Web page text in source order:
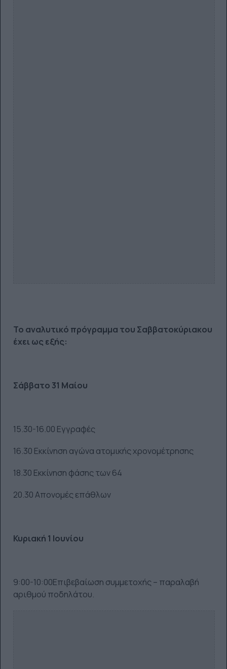
Το αναλυτικό πρόγραμμα του Σαββατοκύριακου
έχει ως εξής:
Σάββατο 31 Μαίου
15.30-16.00 Εγγραφές
16.30 Εκκίνηση αγώνα ατομικής χρονομέτρησης
18.30 Εκκίνηση φάσης των 64
20.30 Απονομές επάθλων
Κυριακή 1 Ιουνίου
9:00-10:00Επιβεβαίωση συμμετοχής – παραλαβή
αριθμού ποδηλάτου.